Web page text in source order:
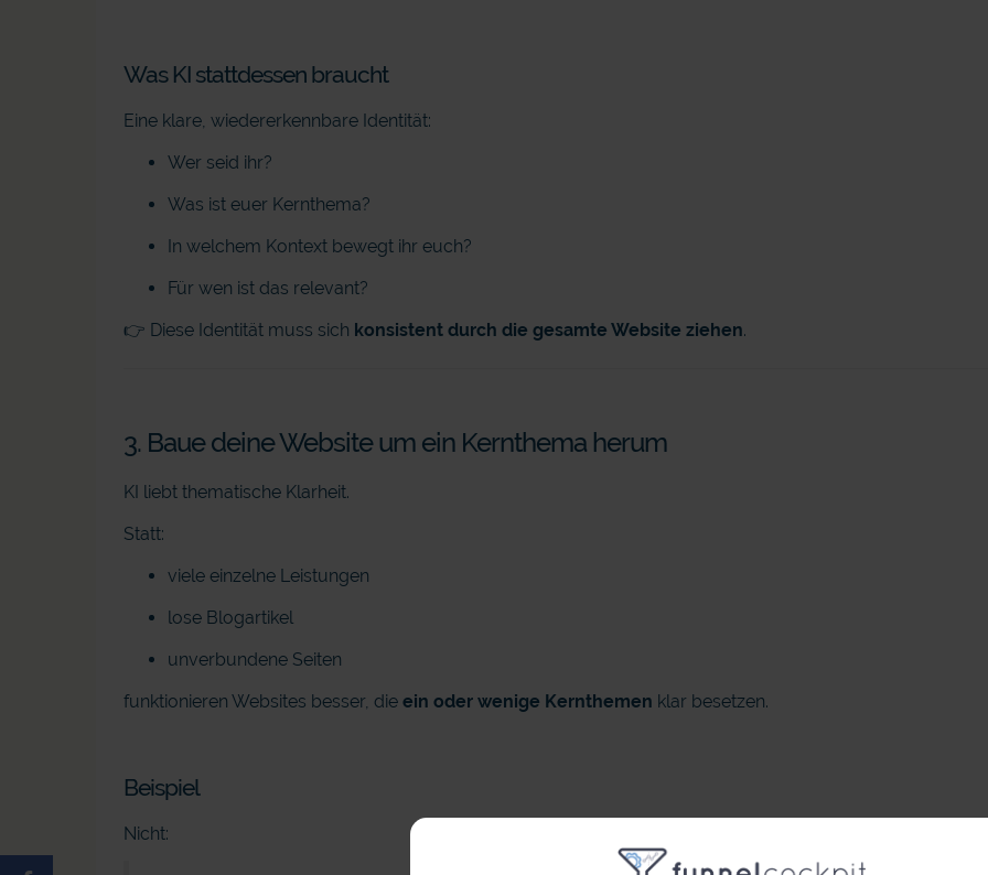
Was KI stattdessen braucht
Eine klare, wiedererkennbare Identität:
Wer seid ihr?
Was ist euer Kernthema?
In welchem Kontext bewegt ihr euch?
Für wen ist das relevant?
👉 Diese Identität muss sich konsistent durch die gesamte Website ziehen.
3. Baue deine Website um ein Kernthema herum
KI liebt thematische Klarheit.
Statt:
viele einzelne Leistungen
lose Blogartikel
unverbundene Seiten
funktionieren Websites besser, die ein oder wenige Kernthemen klar besetzen.
Beispiel
Nicht: